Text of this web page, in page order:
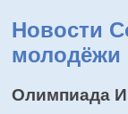
Новости
Олимпиада